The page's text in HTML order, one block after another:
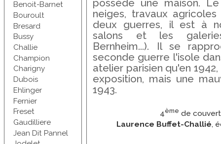
Benoit-Barnet
Bouroult
Bresard
Bussy
Challie
Champion
Charigny
Dubois
Ehlinger
Fernier
Freset
Gaudilliere
Jean Dit Pannel
possède une maison.
neiges, travaux
deux guerres, il est à
salons et les
Bernheim...). Il se
seconde guerre l'isole
atelier parisien qu'en
exposition, mais une
1943.
4ème de
Laurence Buffet-Challié,